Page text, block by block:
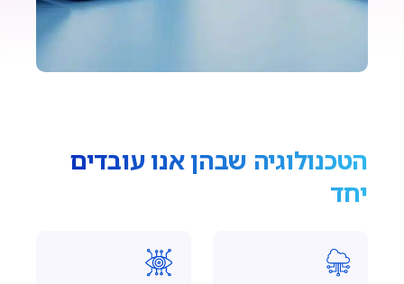
הטכנולוגיה שבהן אנו עובדים
יחד